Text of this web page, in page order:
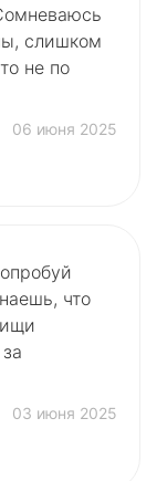
слишком
не по
06 июня 2025
что
03 июня 2025